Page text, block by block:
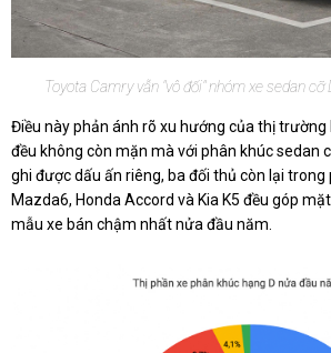
Toyota Camry vẫn "vô đối" nhóm xe sedan cỡ
Điều này phản ánh rõ xu hướng của thị trường
đều không còn mặn mà với phân khúc sedan
ghi được dấu ấn riêng, ba đối thủ còn lại
Mazda6, Honda Accord và Kia K5 đều góp
mẫu xe bán chậm nhất nửa đầu năm.